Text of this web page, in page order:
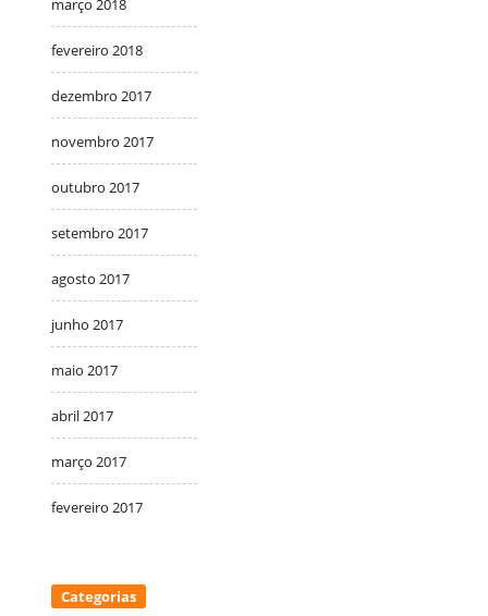
fevereiro 2018
dezembro 2017
novembro 2017
outubro 2017
setembro 2017
agosto 2017
junho 2017
maio 2017
abril 2017
março 2017
fevereiro 2017
Categorias